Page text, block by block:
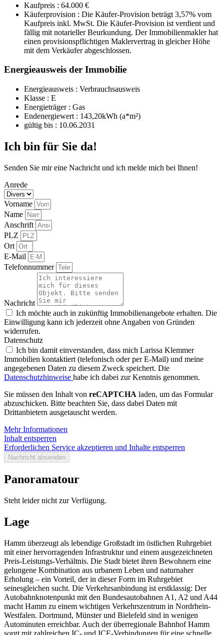
Kaufpreis : 64.000 €
Käuferprovision : Die Käufer-Provision beträgt 3,57% vom
Kaufpreis inkl. MwSt. Die Käufer-Provision ist verdient und
fällig mit notarieller Beurkundung. Der Immobilienmakler hat
einen provisionspflichtigen Maklervertrag in gleicher Höhe
mit dem Verkäufer abgeschlossen.
Energieausweis der Immobilie
Energieausweis : Verbrauchsausweis
Klasse : E
Energieträger : Gas
Endenergiewert : 143,20kWh (a*m²)
gültig bis : 10.06.2031
Ich bin für Sie da!
Senden Sie mir eine Nachricht und ich melde mich bei Ihnen!
Anrede
Vorname
Name
Anschrift
PLZ
Ort
E-Mail
Telefonnummer
Nachricht
Ich möchte auch in zukünftig Immobilienangebote erhalten. Die
Einwilligung kann ich jederzeit ohne Angaben von Gründen
widerrufen.
Datenschutz
Ich bin damit einverstanden, dass mich Larissa Klemmer
Immobilien kontaktiert (telefonisch oder per E-Mail) und meine
angegebenen Daten zu diesem Zweck speichert. Die
Datenschutzhinweise habe ich dabei zur Kenntnis genommen.
Sie müssen den Inhalt von reCAPTCHA laden, um das Formular
abzuschicken. Bitte beachten Sie, dass dabei Daten mit
Drittanbietern ausgetauscht werden.
Mehr Informationen
Inhalt entsperren
Erforderlichen Service akzeptieren und Inhalte entsperren
Nachricht absenden
Panoramatour
Steht leider nicht zur Verfügung.
Lage
Hamm überzeugt als lebendige Großstadt im östlichen Ruhrgebiet
mit einer hervorragenden Infrastruktur und einem ausgezeichneten
Preis-Leistungs-Verhältnis. Die Stadt bietet ihren Bewohnern eine
gelungene Kombination aus urbanem Leben und naturnaher
Erholung – ein Vorteil, der in dieser Form im Ruhrgebiet
seinesgleichen sucht. Die Verkehrsanbindung ist erstklassig: Der
Autobahnknotenpunkt mit den Bundesautobahnen A1, A2 und A44
macht Hamm zu einem wichtigen Verkehrszentrum in Nordrhein-
Westfalen. Dortmund, Münster und Bielefeld sind in wenigen
Autominuten erreichbar. Auch der überregionale Bahnhof Hamm
sorgt mit zahlreichen IC- und ICE-Verbindungen für eine schnelle